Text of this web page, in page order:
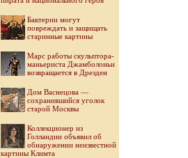
Бактерии могут
повреждать и защищать
старинные картины
Марс работы скульптора-
маньериста Джамболоньи
возвращается в Дрезден
Дом Васнецова —
сохранившийся уголок
старой Москвы
Коллекционер из
Голландии объявил об
обнаружении неизвестной
картины Климта